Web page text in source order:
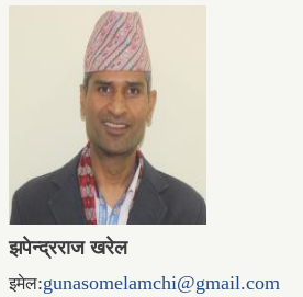
झपेन्द्रराज खरेल
इमेल:gunasomelamchi@gmail.com